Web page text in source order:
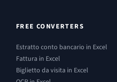
FREE CONVERTERS
Estratto conto bancario in Excel
Fattura in Excel
Biglietto da visita in Excel